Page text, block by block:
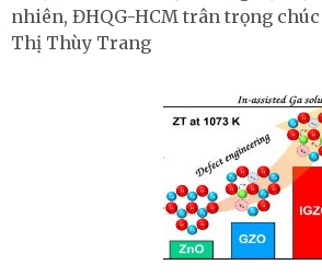
nhiên, ĐHQG-HCM trân trọng
Thị Thùy Trang